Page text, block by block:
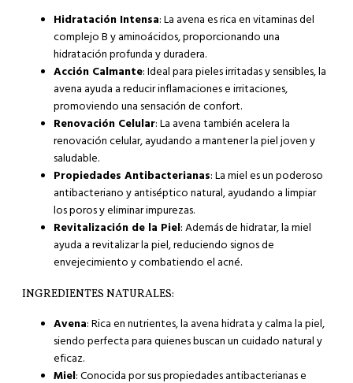
Hidratación Intensa: La avena es rica en vitaminas del
complejo B y aminoácidos, proporcionando una
hidratación profunda y duradera.
Acción Calmante: Ideal para pieles irritadas y sensibles, la
avena ayuda a reducir inflamaciones e irritaciones,
promoviendo una sensación de confort.
Renovación Celular: La avena también acelera la
renovación celular, ayudando a mantener la piel joven y
saludable.
Propiedades Antibacterianas: La miel es un poderoso
antibacteriano y antiséptico natural, ayudando a limpiar
los poros y eliminar impurezas.
Revitalización de la Piel: Además de hidratar, la miel
ayuda a revitalizar la piel, reduciendo signos de
envejecimiento y combatiendo el acné.
INGREDIENTES NATURALES:
Avena: Rica en nutrientes, la avena hidrata y calma la piel,
siendo perfecta para quienes buscan un cuidado natural y
eficaz.
Miel: Conocida por sus propiedades antibacterianas e